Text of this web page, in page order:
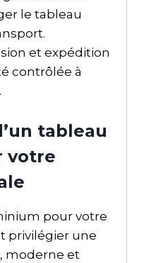
le tableau
et expédition
contrôlée à
tableau
votre
pour votre
privilégier une
moderne et